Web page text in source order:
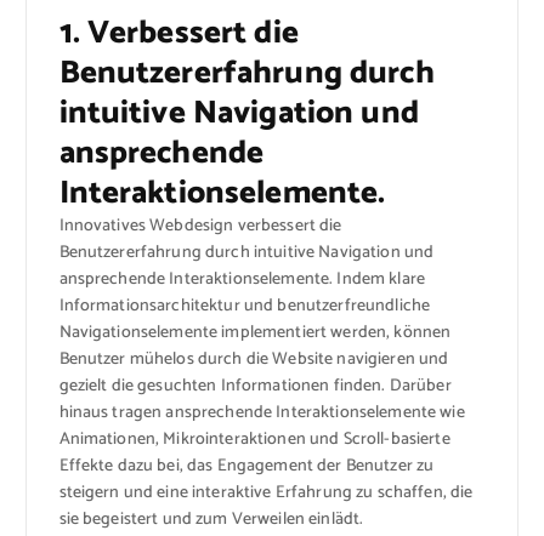
1. Verbessert die
Benutzererfahrung durch
intuitive Navigation und
ansprechende
Interaktionselemente.
Innovatives Webdesign verbessert die
Benutzererfahrung durch intuitive Navigation und
ansprechende Interaktionselemente. Indem klare
Informationsarchitektur und benutzerfreundliche
Navigationselemente implementiert werden, können
Benutzer mühelos durch die Website navigieren und
gezielt die gesuchten Informationen finden. Darüber
hinaus tragen ansprechende Interaktionselemente wie
Animationen, Mikrointeraktionen und Scroll-basierte
Effekte dazu bei, das Engagement der Benutzer zu
steigern und eine interaktive Erfahrung zu schaffen, die
sie begeistert und zum Verweilen einlädt.